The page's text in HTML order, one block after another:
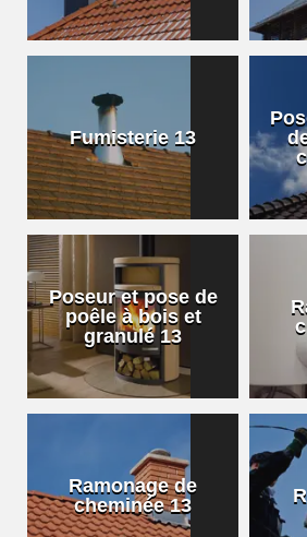
Fumisterie 13
Poseur et pose de
poêle à bois et
granulé 13
Ramonage de
cheminée 13